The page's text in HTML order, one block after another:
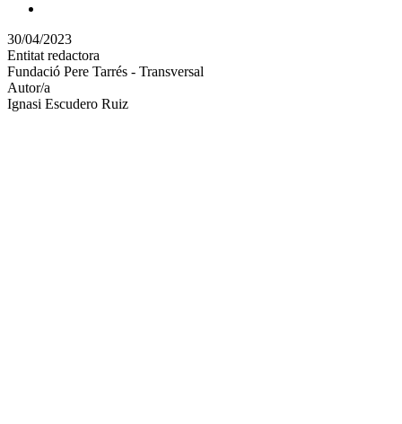
altres
xarxes
socials
30/04/2023
Entitat redactora
Fundació Pere Tarrés - Transversal
Autor/a
Ignasi Escudero Ruiz